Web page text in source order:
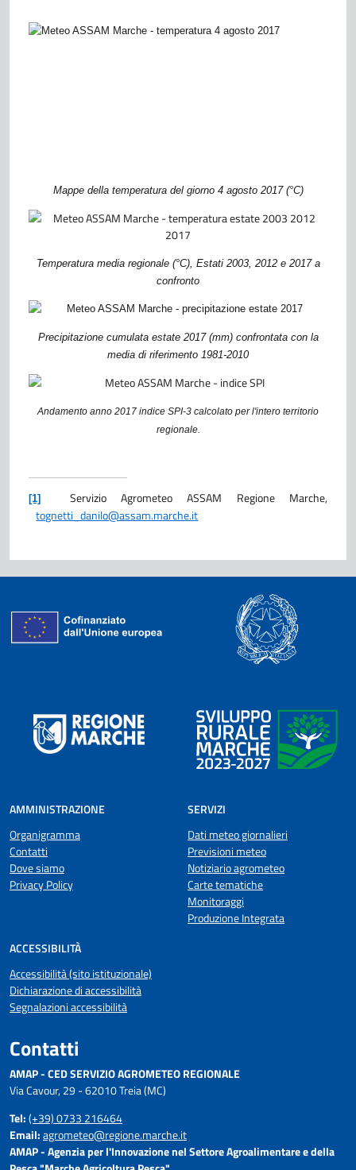
Mappe della temperatura del giorno 4 agosto 2017 (°C)
Temperatura media regionale (°C), Estati 2003, 2012 e 2017 a
confronto
Precipitazione cumulata estate 2017 (mm) confrontata con la
media di riferimento 1981-2010
Andamento anno 2017 indice SPI-3 calcolato per l'intero territorio
regionale.
[1]
Servizio Agrometeo ASSAM Regione Marche,
tognetti_danilo@assam.marche.it
AMMINISTRAZIONE
Organigramma
Contatti
Dove siamo
Privacy Policy
SERVIZI
Dati meteo giornalieri
Previsioni meteo
Notiziario agrometeo
Carte tematiche
Monitoraggi
Produzione Integrata
ACCESSIBILITÀ
Accessibilità (sito istituzionale)
Dichiarazione di accessibilità
Segnalazioni accessibilità
Contatti
AMAP - CED SERVIZIO AGROMETEO REGIONALE
Via Cavour, 29 - 62010 Treia (MC)
Tel:(+39) 0733 216464
Email:agrometeo@regione.marche.it
AMAP - Agenzia per l'Innovazione nel Settore Agroalimentare e della